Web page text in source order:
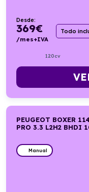
Desde:
369€
/mes+IVA
Todo
120cv
PEUGEOT BOXER
PRO 3.3 L2H2 BHDI
Manual